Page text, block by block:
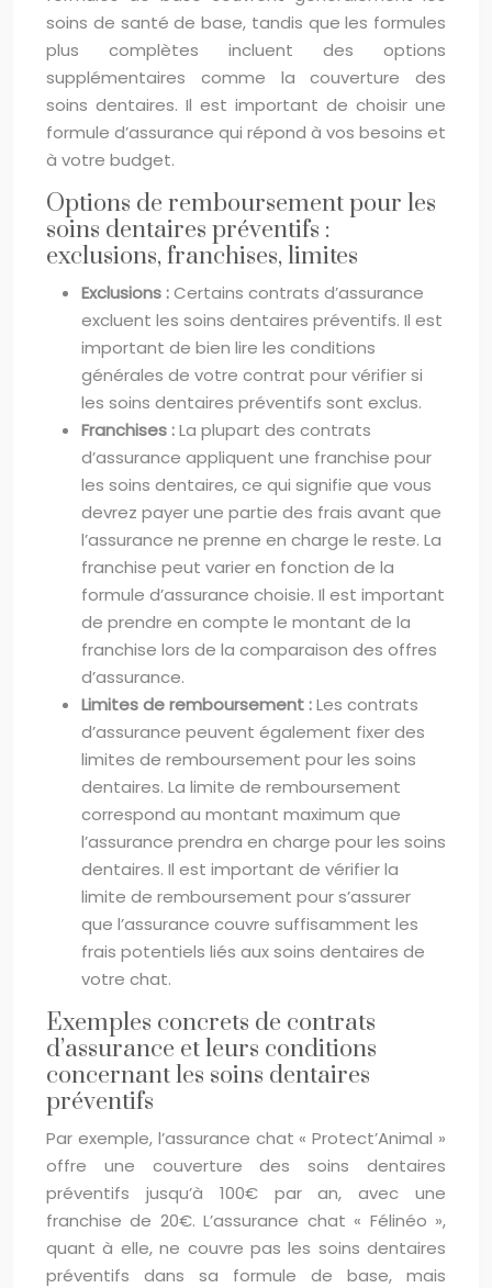
soins de santé de base, tandis que les formules
plus complètes incluent des options
supplémentaires comme la couverture des
soins dentaires. Il est important de choisir une
formule d’assurance qui répond à vos besoins et
à votre budget.
Options de remboursement pour les
soins dentaires préventifs :
exclusions, franchises, limites
Exclusions :Certains contrats d’assurance
excluent les soins dentaires préventifs. Il est
important de bien lire les conditions
générales de votre contrat pour vérifier si
les soins dentaires préventifs sont exclus.
Franchises :La plupart des contrats
d’assurance appliquent une franchise pour
les soins dentaires, ce qui signifie que vous
devrez payer une partie des frais avant que
l’assurance ne prenne en charge le reste. La
franchise peut varier en fonction de la
formule d’assurance choisie. Il est important
de prendre en compte le montant de la
franchise lors de la comparaison des offres
d’assurance.
Limites de remboursement :Les contrats
d’assurance peuvent également fixer des
limites de remboursement pour les soins
dentaires. La limite de remboursement
correspond au montant maximum que
l’assurance prendra en charge pour les soins
dentaires. Il est important de vérifier la
limite de remboursement pour s’assurer
que l’assurance couvre suffisamment les
frais potentiels liés aux soins dentaires de
votre chat.
Exemples concrets de contrats
d’assurance et leurs conditions
concernant les soins dentaires
préventifs
Par exemple, l’assurance chat « Protect’Animal »
offre une couverture des soins dentaires
préventifs jusqu’à 100€ par an, avec une
franchise de 20€. L’assurance chat « Félinéo »,
quant à elle, ne couvre pas les soins dentaires
préventifs dans sa formule de base, mais